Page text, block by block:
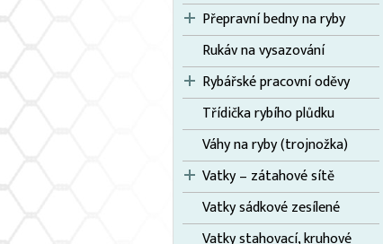
Přepravní bedny na ryby
Rukáv na vysazování
Rybářské pracovní oděvy
Třídička rybího plůdku
Váhy na ryby (trojnožka)
Vatky – zátahové sítě
Vatky sádkové zesílené
Vatky stahovací, kruhové